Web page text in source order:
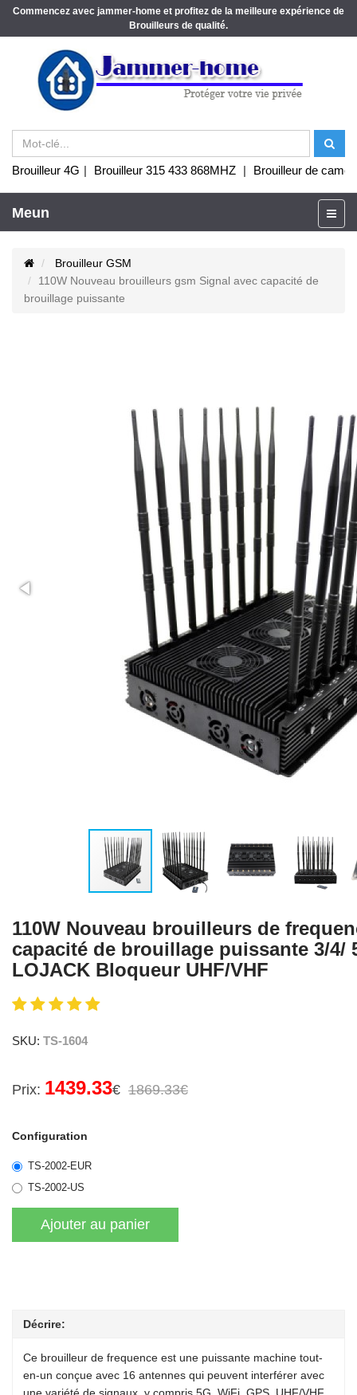
Commencez avec jammer-home et profitez de la meilleure expérience de
Brouilleurs de qualité.
Brouilleur 4G | Brouilleur 315 433 868MHZ | Brouilleur de
Meun
Brouilleur GSM
110W Nouveau brouilleurs gsm Signal avec capacité de
brouillage puissante
110W Nouveau brouilleurs de
capacité de brouillage puissante 3/4/
LOJACK Bloqueur UHF/VHF
SKU: TS-1604
Prix: 1439.33€ 1869.33€
Configuration
TS-2002-EUR
TS-2002-US
Décrire:
Ce brouilleur de frequence est une puissante machine tout-
en-un conçue avec 16 antennes qui peuvent interférer avec
une variété de signaux, y compris 5G, WiFi, GPS, UHF/VHF